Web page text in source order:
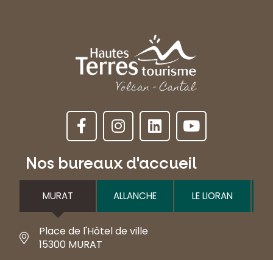
Nos bureaux d'accueil
MURAT ALLANCHE LE LIORAN
Place de l'Hôtel de ville
15300 MURAT